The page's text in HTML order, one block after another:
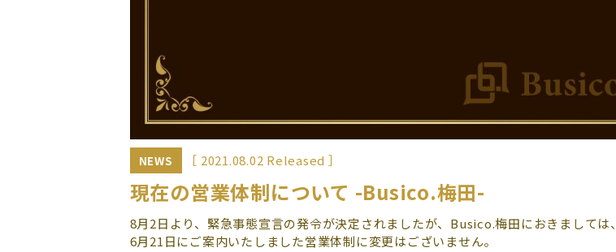
NEWS ［ 2021.08.02 Released ］
現在の営業体制について -Busico.梅田-
8月2日より、緊急事態宣言の発令が決定されましたが、Busico.梅田におきましては、
6月21日にご案内いたしました営業体制に変更はございません。